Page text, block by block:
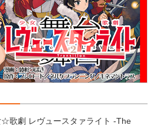
歌劇 レヴュースタァライト -The